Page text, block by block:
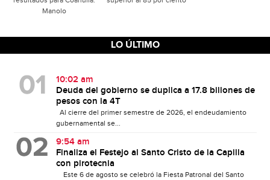
Manolo
LO ÚLTIMO
10:02 am
Deuda del gobierno se duplica a 17.8 billones de
pesos con la 4T
Al cierre del primer semestre de 2026, el endeudamiento
gubernamental se...
9:54 am
Finaliza el Festejo al Santo Cristo de la Capilla
con pirotecnia
Este 6 de agosto se celebró la Fiesta Patronal del Santo